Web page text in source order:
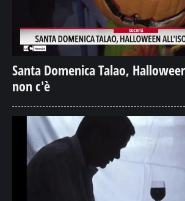
Santa Domenica Talao,
non c'è